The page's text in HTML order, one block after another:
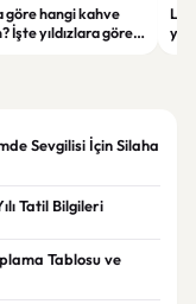
göre hangi kahve
İşte yıldızlara göre
Sevgilisi İçin Silaha
Tatil Bilgileri
Tablosu ve